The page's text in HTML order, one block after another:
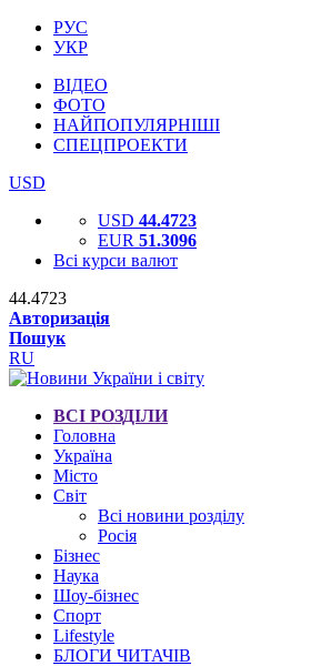
РУС
УКР
ВІДЕО
ФОТО
НАЙПОПУЛЯРНІШІ
СПЕЦПРОЕКТИ
USD
USD 44.4723
EUR 51.3096
Всі курси валют
44.4723
Авторизація
Пошук
RU
ВСІ РОЗДІЛИ
Головна
Україна
Місто
Світ
Всі новини розділу
Росія
Бізнес
Наука
Шоу-бізнес
Спорт
Lifestyle
БЛОГИ ЧИТАЧІВ